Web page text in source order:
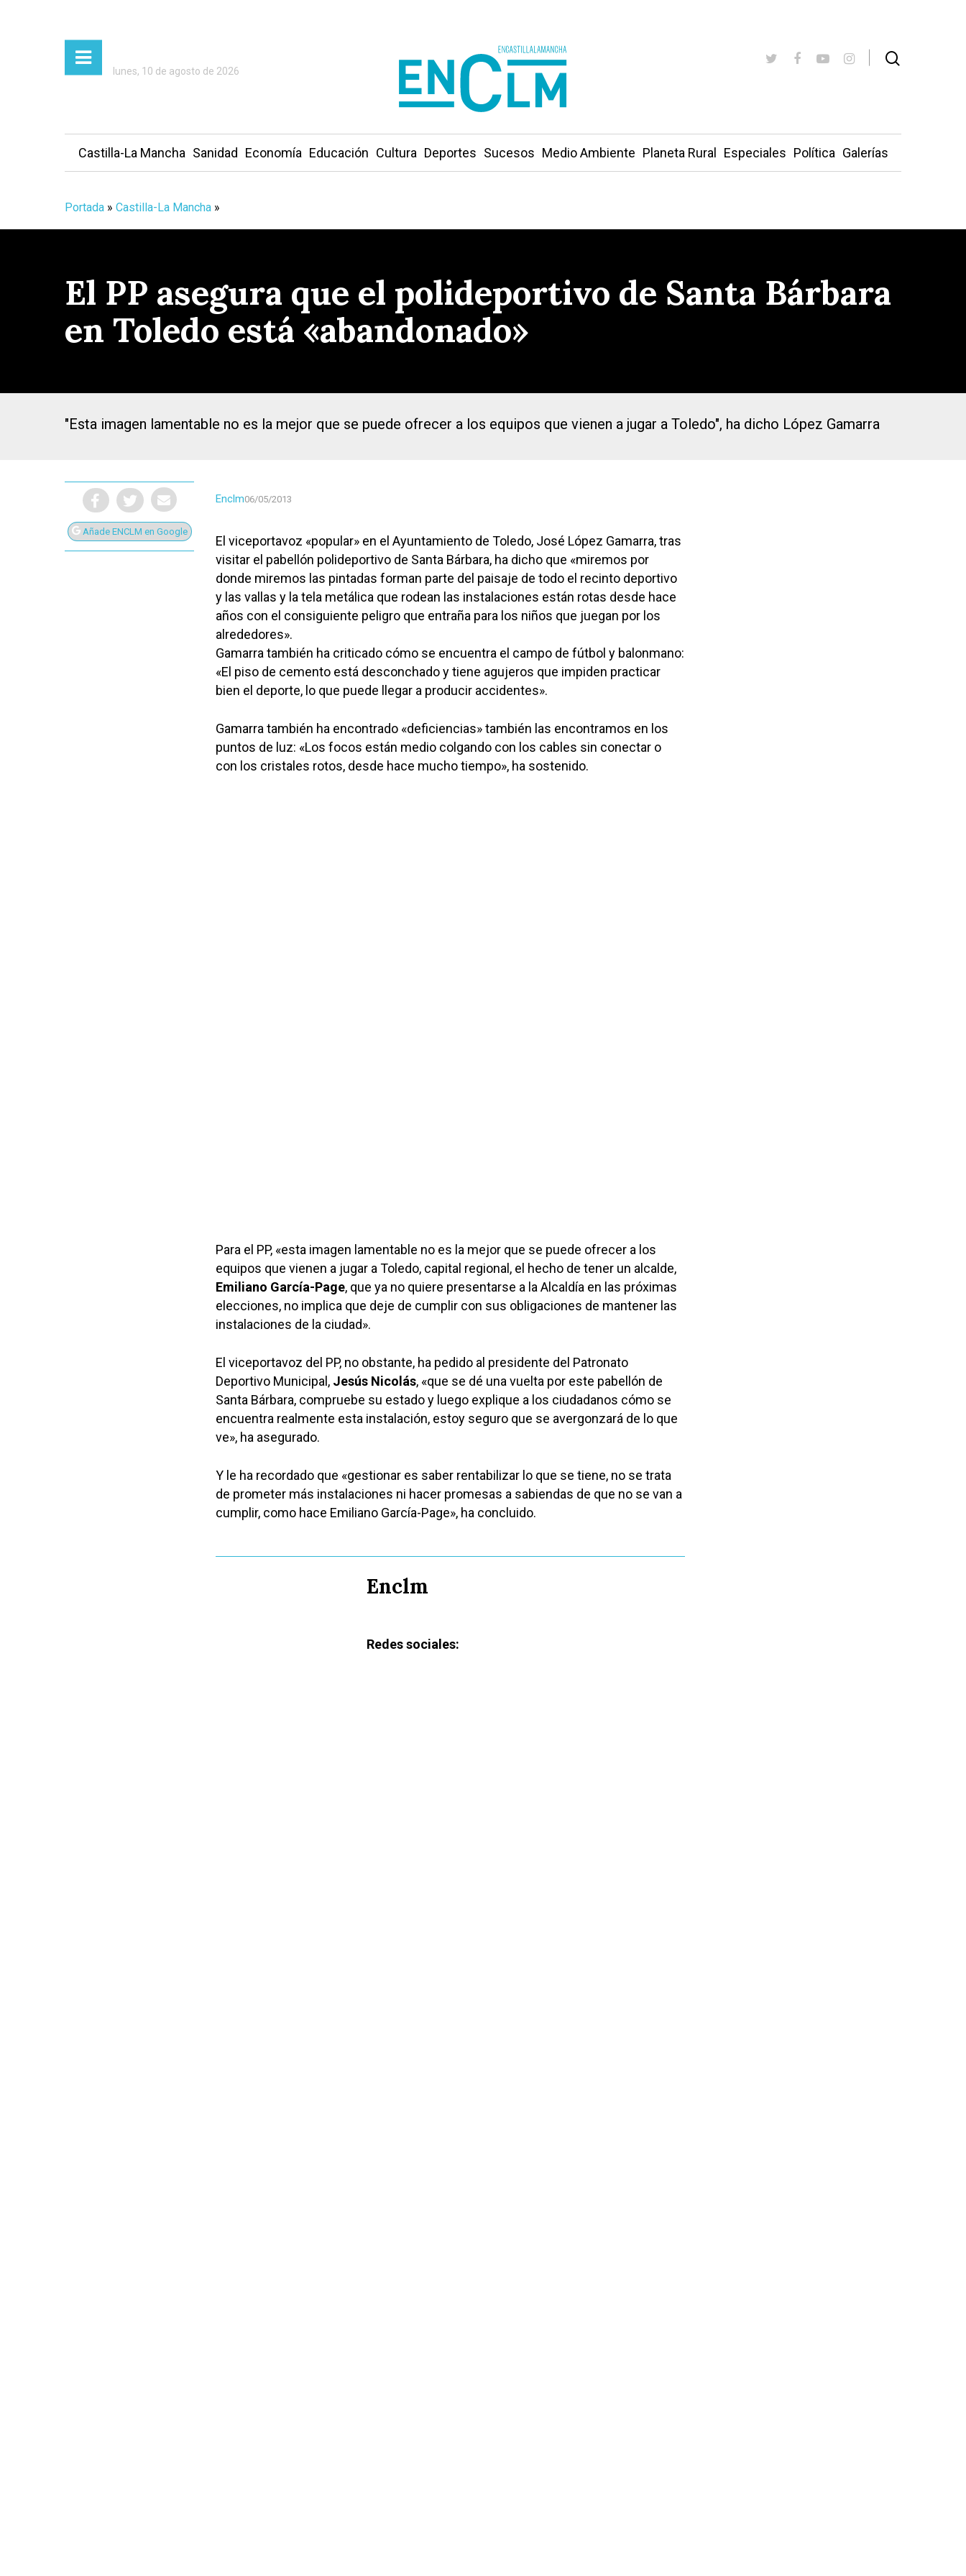
Presiona Intro para buscar o ESC para cerrar
lunes, 10 de agosto de 2026
Castilla-La Mancha Sanidad Economía Educación Cultura Deportes Sucesos Medio Ambiente Planeta Rural Especiales Política Galerías
Portada » Castilla-La Mancha »
El PP asegura que el polideportivo de Santa Bárbara
en Toledo está «abandonado»
"Esta imagen lamentable no es la mejor que se puede ofrecer a los equipos que vienen a jugar a Toledo", ha dicho López Gamarra
Añade ENCLM en Google
Enclm06/05/2013
El viceportavoz «popular» en el Ayuntamiento de Toledo, José López Gamarra, tras
visitar el pabellón polideportivo de Santa Bárbara, ha dicho que «miremos por
donde miremos las pintadas forman parte del paisaje de todo el recinto deportivo
y las vallas y la tela metálica que rodean las instalaciones están rotas desde hace
años con el consiguiente peligro que entraña para los niños que juegan por los
alrededores».
Gamarra también ha criticado cómo se encuentra el campo de fútbol y balonmano:
«El piso de cemento está desconchado y tiene agujeros que impiden practicar
bien el deporte, lo que puede llegar a producir accidentes».
Gamarra también ha encontrado «deficiencias» también las encontramos en los
puntos de luz: «Los focos están medio colgando con los cables sin conectar o
con los cristales rotos, desde hace mucho tiempo», ha sostenido.
Para el PP, «esta imagen lamentable no es la mejor que se puede ofrecer a los
equipos que vienen a jugar a Toledo, capital regional, el hecho de tener un alcalde,
Emiliano García-Page, que ya no quiere presentarse a la Alcaldía en las próximas
elecciones, no implica que deje de cumplir con sus obligaciones de mantener las
instalaciones de la ciudad».
El viceportavoz del PP, no obstante, ha pedido al presidente del Patronato
Deportivo Municipal, Jesús Nicolás, «que se dé una vuelta por este pabellón de
Santa Bárbara, compruebe su estado y luego explique a los ciudadanos cómo se
encuentra realmente esta instalación, estoy seguro que se avergonzará de lo que
ve», ha asegurado.
Y le ha recordado que «gestionar es saber rentabilizar lo que se tiene, no se trata
de prometer más instalaciones ni hacer promesas a sabiendas de que no se van a
cumplir, como hace Emiliano García-Page», ha concluido.
Enclm
Redes sociales: